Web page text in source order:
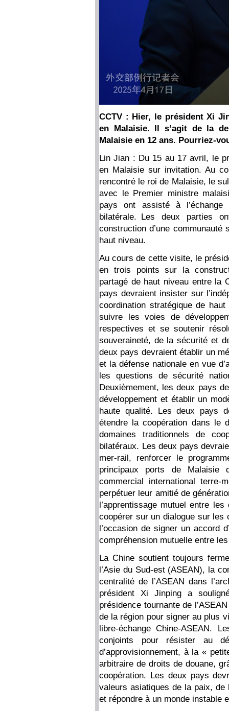
CCTV : Hier, le président Xi
en Malaisie. Il s’agit de la
Malaisie en 12 ans. Pourriez-
Lin Jian : Du 15 au 17 avril, le
en Malaisie sur invitation. Au
rencontré le roi de Malaisie, le
avec le Premier ministre
pays ont assisté à
bilatérale. Les deux parties
construction d’une communauté
haut niveau.
Au cours de cette visite, le
en trois points sur la
partagé de haut niveau entre
pays devraient insister sur
coordination stratégique de
suivre les voies de
respectives et se soutenir
souveraineté, de la sécurité et
deux pays devraient établir un
et la défense nationale en vue
les questions de sécurité
Deuxièmement, les deux pays
développement et établir un
haute qualité. Les deux pays
étendre la coopération dans le
domaines traditionnels de
bilatéraux. Les deux pays
mer-rail, renforcer le
principaux ports de Malaisie
commercial international terre-
perpétuer leur amitié de
l’apprentissage mutuel entre
coopérer sur un dialogue sur
l’occasion de signer un accord
compréhension mutuelle entre
La Chine soutient toujours
l’Asie du Sud-est (ASEAN), la
centralité de l’ASEAN dans
président Xi Jinping a
présidence tournante de
de la région pour signer au plus
libre-échange Chine-ASEAN.
conjoints pour résister au
d’approvisionnement, à la «
arbitraire de droits de douane,
coopération. Les deux pays
valeurs asiatiques de la paix, de
et répondre à un monde instable